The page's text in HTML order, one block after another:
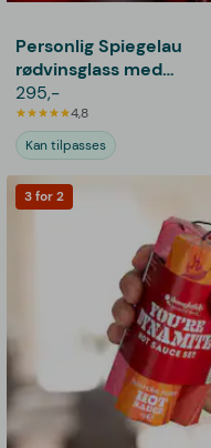
Personlig Spiegelau
rødvinsglass med
gravering - Hjerte
295,-
4,8
Kan tilpasses
3 for 2